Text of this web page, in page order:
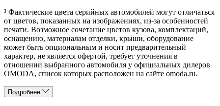
³ Фактические цвета серийных автомобилей могут отличаться
от цветов, показанных на изображениях, из-за особенностей
печати. Возможное сочетание цветов кузова, комплектаций,
оснащению, материалам отделки, крыши, оборудование
может быть опциональным и носит предварительный
характер, не является офертой, требует уточнения в
отношении выбранного автомобиля у официальных дилеров
OMODA, список которых расположен на сайте omoda.ru.
Подробнее